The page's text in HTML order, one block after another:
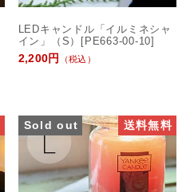
LEDキャンドル「イルミネシャ
イン」（S）[PE663-00-10]
2,200円
（税込）
Sold out 送料無料